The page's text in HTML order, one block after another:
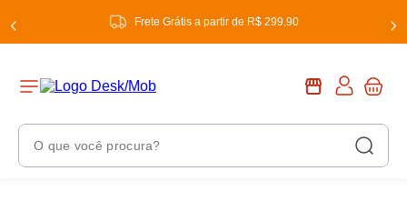
Frete Grátis a partir de R$ 299,90
O que você procura?